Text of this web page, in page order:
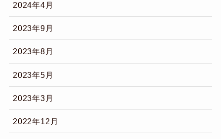
2024年4月
2023年9月
2023年8月
2023年5月
2023年3月
2022年12月